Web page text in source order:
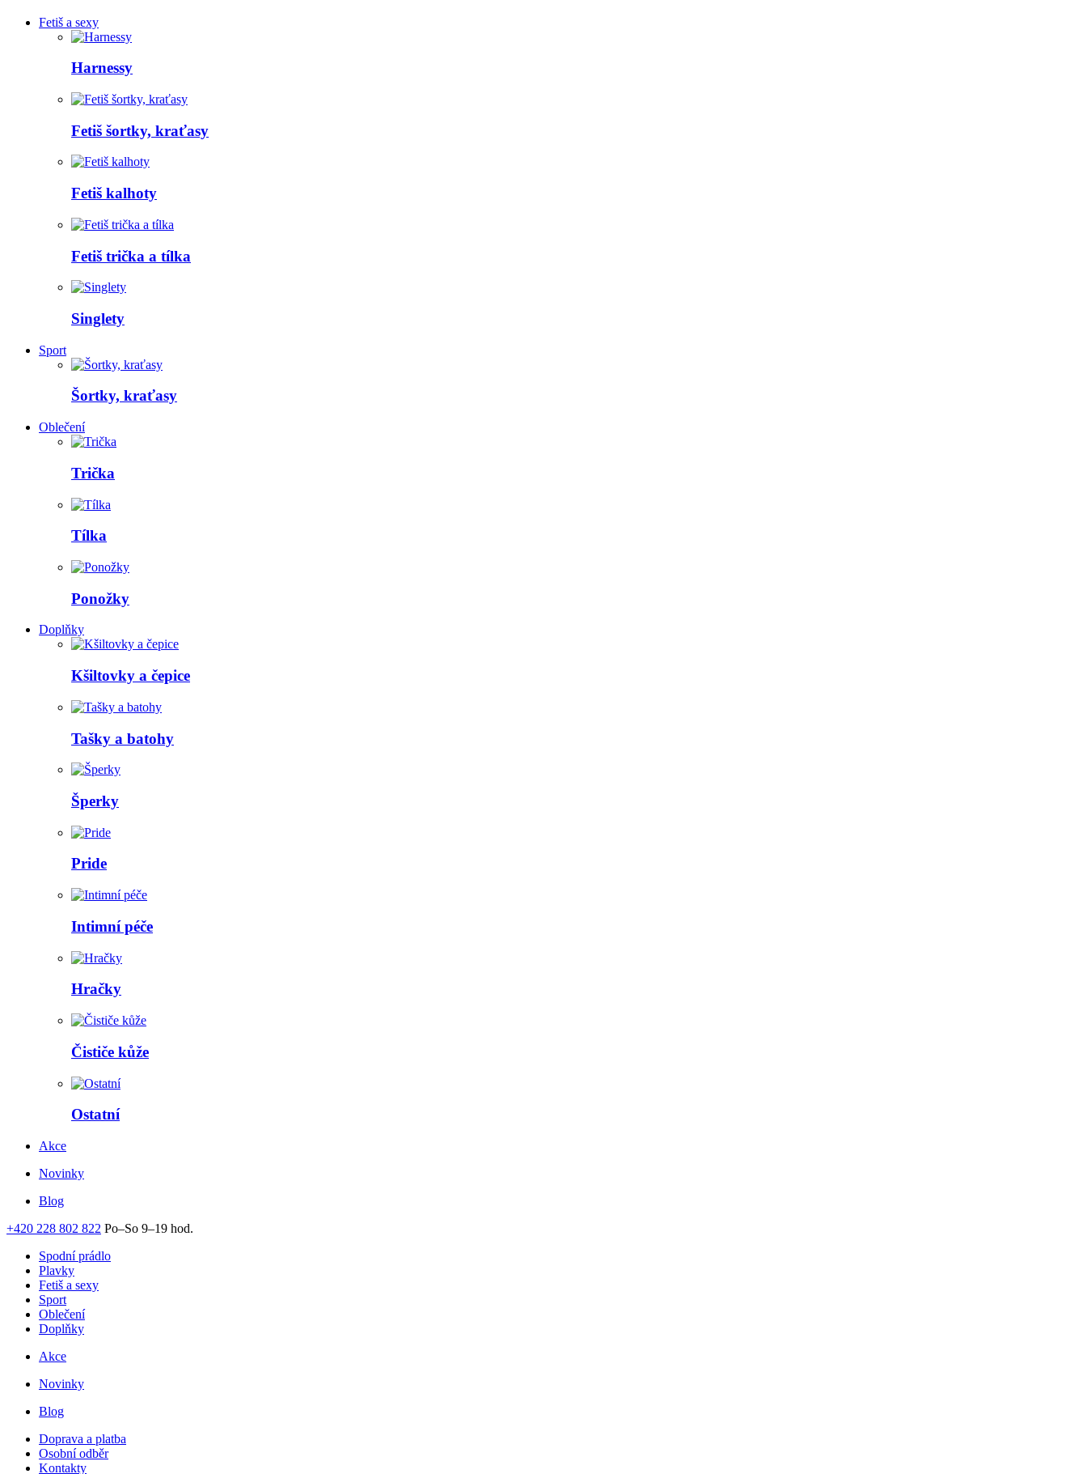
Fetiš a sexy
Harnessy
Fetiš šortky, kraťasy
Fetiš kalhoty
Fetiš trička a tílka
Singlety
Sport
Šortky, kraťasy
Oblečení
Trička
Tílka
Ponožky
Doplňky
Kšiltovky a čepice
Tašky a batohy
Šperky
Pride
Intimní péče
Hračky
Čističe kůže
Ostatní
Akce
Novinky
Blog
+420 228 802 822 Po–So 9–19 hod.
Spodní prádlo
Plavky
Fetiš a sexy
Sport
Oblečení
Doplňky
Akce
Novinky
Blog
Doprava a platba
Osobní odběr
Kontakty